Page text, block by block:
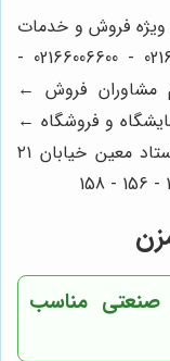
رقمی ← 6123-021 خطوط ویژه فروش و خدمات
پس از فروش ← 02166009000 - 02166008000 - 02166006600 -
خط مستقیم مشاوران فروش ←
- 09122108002 - 09122200108 نمایشگاه و فروشگاه ←
تهران میدان آزادی خیابان آزادی میدان استاد معین خیابان ۲۱
صنعتی مناسب